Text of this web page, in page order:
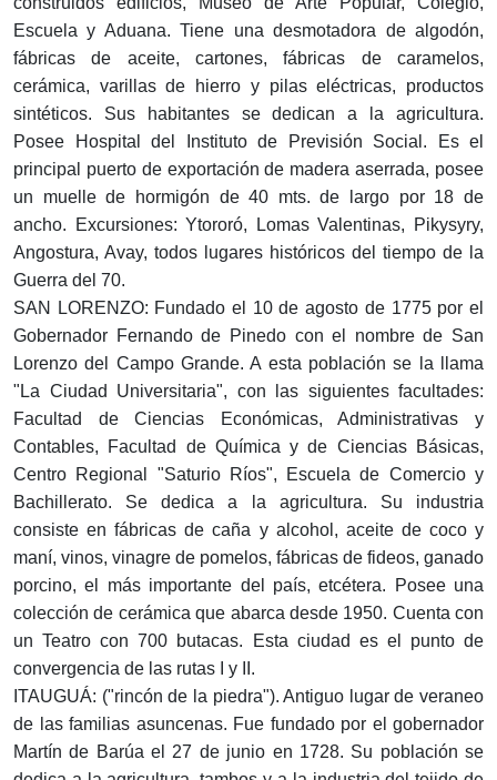
Escuela y Aduana. Tiene una desmotadora de algodón,
fábricas de aceite, cartones, fábricas de caramelos,
cerámica, varillas de hierro y pilas eléctricas, productos
sintéticos. Sus habitantes se dedican a la agricultura.
Posee Hospital del Instituto de Previsión Social. Es el
principal puerto de exportación de madera aserrada, posee
un muelle de hormigón de 40 mts. de largo por 18 de
ancho. Excursiones: Ytororó, Lomas Valentinas, Pikysyry,
Angostura, Avay, todos lugares históricos del tiempo de la
Guerra del 70.
SAN LORENZO: Fundado el 10 de agosto de 1775 por el
Gobernador Fernando de Pinedo con el nombre de San
Lorenzo del Campo Grande. A esta población se la llama
"La Ciudad Universitaria", con las siguientes facultades:
Facultad de Ciencias Económicas, Administrativas y
Contables, Facultad de Química y de Ciencias Básicas,
Centro Regional "Saturio Ríos", Escuela de Comercio y
Bachillerato. Se dedica a la agricultura. Su industria
consiste en fábricas de caña y alcohol, aceite de coco y
maní, vinos, vinagre de pomelos, fábricas de fideos, ganado
porcino, el más importante del país, etcétera. Posee una
colección de cerámica que abarca desde 1950. Cuenta con
un Teatro con 700 butacas. Esta ciudad es el punto de
convergencia de las rutas I y II.
ITAUGUÁ: ("rincón de la piedra"). Antiguo lugar de veraneo
de las familias asuncenas. Fue fundado por el gobernador
Martín de Barúa el 27 de junio en 1728. Su población se